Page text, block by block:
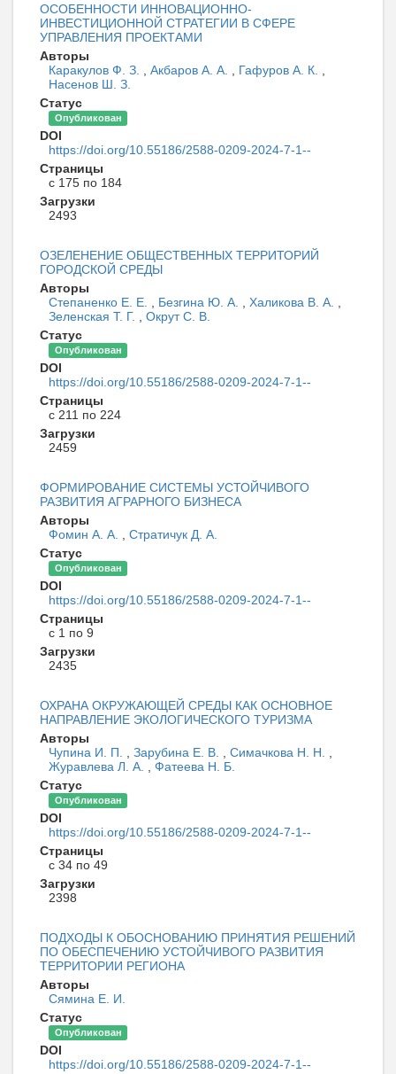
ОСОБЕННОСТИ ИННОВАЦИОННО-
ИНВЕСТИЦИОННОЙ СТРАТЕГИИ В СФЕРЕ
УПРАВЛЕНИЯ ПРОЕКТАМИ
Авторы
Каракулов Ф. З.
Акбаров А. А. Гафуров А. К.
Насенов Ш. З.
Статус
Опубликован
DOI
https://doi.org/10.55186/2588-0209-2024-7-1--
Страницы
с 175 по 184
Загрузки
2493
ОЗЕЛЕНЕНИЕ ОБЩЕСТВЕННЫХ ТЕРРИТОРИЙ
ГОРОДСКОЙ СРЕДЫ
Авторы
Степаненко Е. Е.
Безгина Ю. А. Халикова В. А.
Зеленская Т. Г.
Окрут С. В.
Статус
Опубликован
DOI
https://doi.org/10.55186/2588-0209-2024-7-1--
Страницы
с 211 по 224
Загрузки
2459
ФОРМИРОВАНИЕ СИСТЕМЫ УСТОЙЧИВОГО
РАЗВИТИЯ АГРАРНОГО БИЗНЕСА
Авторы
Фомин А. А.
Стратичук Д. А.
Статус
Опубликован
DOI
https://doi.org/10.55186/2588-0209-2024-7-1--
Страницы
с 1 по 9
Загрузки
2435
ОХРАНА ОКРУЖАЮЩЕЙ СРЕДЫ КАК ОСНОВНОЕ
НАПРАВЛЕНИЕ ЭКОЛОГИЧЕСКОГО ТУРИЗМА
Авторы
Чупина И. П.
Зарубина Е. В. Симачкова Н. Н.
Журавлева Л. А.
Фатеева Н. Б.
Статус
Опубликован
DOI
https://doi.org/10.55186/2588-0209-2024-7-1--
Страницы
с 34 по 49
Загрузки
2398
ПОДХОДЫ К ОБОСНОВАНИЮ ПРИНЯТИЯ РЕШЕНИЙ
ПО ОБЕСПЕЧЕНИЮ УСТОЙЧИВОГО РАЗВИТИЯ
ТЕРРИТОРИИ РЕГИОНА
Авторы
Сямина Е. И.
Статус
Опубликован
DOI
https://doi.org/10.55186/2588-0209-2024-7-1--